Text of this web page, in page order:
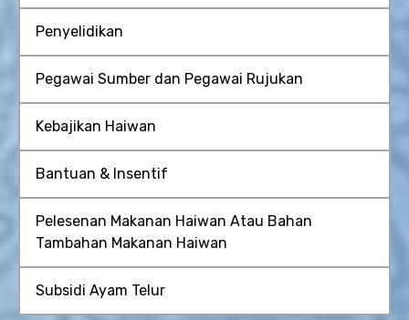
Penyelidikan
Pegawai Sumber dan Pegawai Rujukan
Kebajikan Haiwan
Bantuan & Insentif
Pelesenan Makanan Haiwan Atau Bahan
Tambahan Makanan Haiwan
Subsidi Ayam Telur